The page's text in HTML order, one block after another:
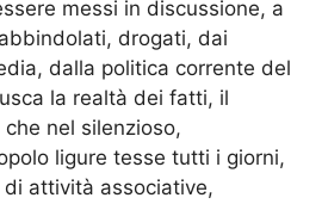
messi in discussione, a
drogati, dai
dalla politica corrente del
la realtà dei fatti, il
nel silenzioso,
ligure tesse tutti i giorni,
attività associative,